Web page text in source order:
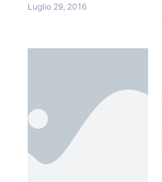
Luglio 29, 2016